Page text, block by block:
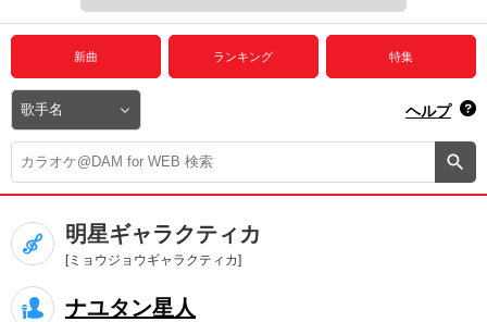
動画からさがす 録音からさがす
プレミアムサービス
DAM★とも動画
DAM★とも録音
カラオケ＠DAM
ユーザー検索
キャンペーン
新曲 ランキング 特集
ヘルプ
明星ギャラクティカ
[ミョウジョウギャラクティカ]
ナユタン星人